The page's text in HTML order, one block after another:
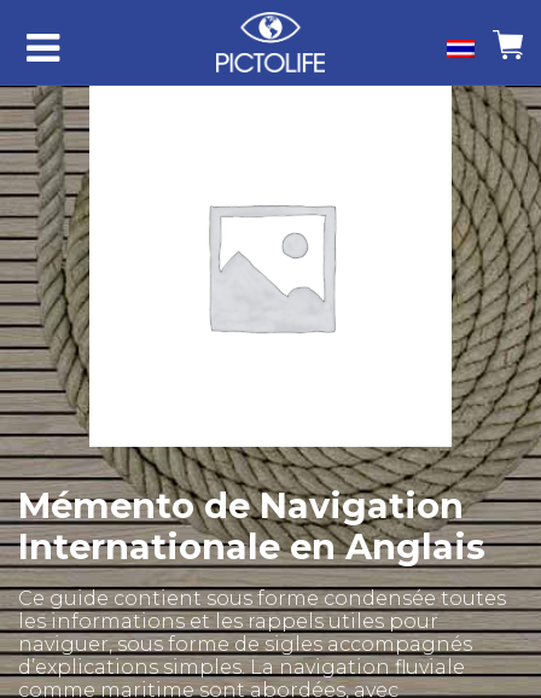
Mémento de Navigation
Internationale en Anglais
Ce guide contient sous forme condensée toutes
les informations et les rappels utiles pour
naviguer, sous forme de sigles accompagnés
d’explications simples. La navigation fluviale
comme maritime sont abordées, avec